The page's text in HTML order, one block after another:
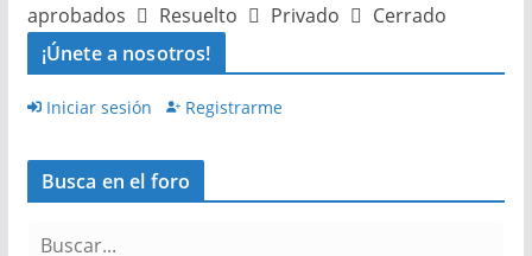
aprobados
Resuelto Privado
Cerrado
¡Únete a nosotros!
Iniciar sesión Registrarme
Busca en el foro